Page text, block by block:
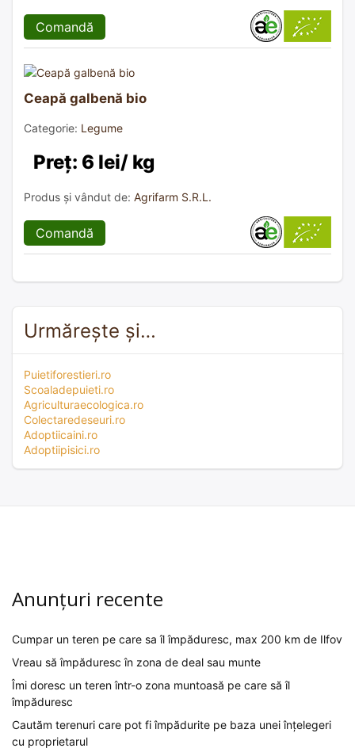
Comandă
Ceapă galbenă bio
Categorie: Legume
Preț: 6 lei/ kg
Produs și vândut de: Agrifarm S.R.L.
Comandă
Urmărește și…
Puietiforestieri.ro
Scoaladepuieti.ro
Agriculturaecologica.ro
Colectaredeseuri.ro
Adoptiicaini.ro
Adoptiipisici.ro
Anunțuri recente
Cumpar un teren pe care sa îl împăduresc, max 200 km de Ilfov
Vreau să împăduresc în zona de deal sau munte
Îmi doresc un teren într-o zona muntoasă pe care să îl
împăduresc
Cautăm terenuri care pot fi împădurite pe baza unei înțelegeri
cu proprietarul